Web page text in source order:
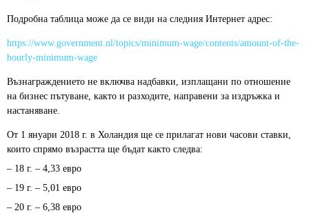
Подробна таблица може да се види на следния Интернет адрес:
https://www.government.nl/topics/minimum-wage/contents/amount-of-the-
hourly-minimum-wage
Възнаграждението не включва надбавки, изплащани по отношение
на бизнес пътуване, както и разходите, направени за издръжка и
настаняване.
От 1 януари 2018 г. в Холандия ще се прилагат нови часови ставки,
които спрямо възрастта ще бъдат както следва:
– 18 г. – 4,33 евро
– 19 г. – 5,01 евро
– 20 г. – 6,38 евро